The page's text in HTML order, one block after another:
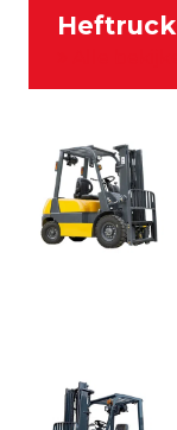
Heftruck